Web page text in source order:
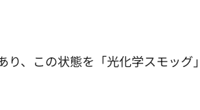
、この状態を「光化学スモッグ